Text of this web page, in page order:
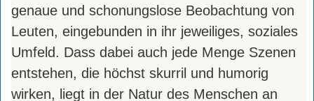
genaue und schonungslose Beobachtung von
Leuten, eingebunden in ihr jeweiliges, soziales
Umfeld. Dass dabei auch jede Menge Szenen
entstehen, die höchst skurril und humorig
wirken, liegt in der Natur des Menschen an